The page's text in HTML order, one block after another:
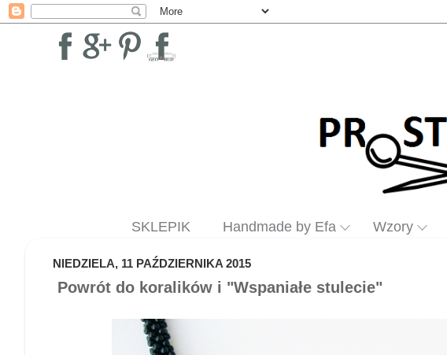
SKLEPIK Handmade by Efa Wzory
NIEDZIELA, 11 PAŹDZIERNIKA 2015
Powrót do koralików i "Wspaniałe stulecie"